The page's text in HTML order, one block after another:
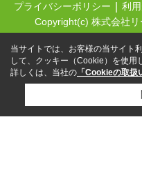
プライバシーポリシー 利
Copyright(c) 株式会社
当サイトでは、お客様の当サイト
して、クッキー（Cookie）を使用
詳しくは、当社の 「Cookieの取扱